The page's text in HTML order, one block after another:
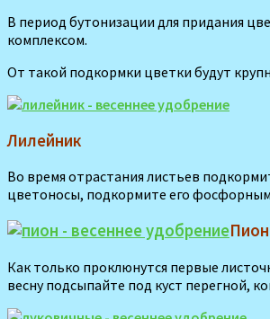
В период бутонизации для придания
комплексом.
От такой подкормки цветки будут
Лилейник
Во время отрастания листьев
цветоносы, подкормите его фосфорным
Пион
Как только проклюнутся первые
весну под­сыпайте под куст перегной,